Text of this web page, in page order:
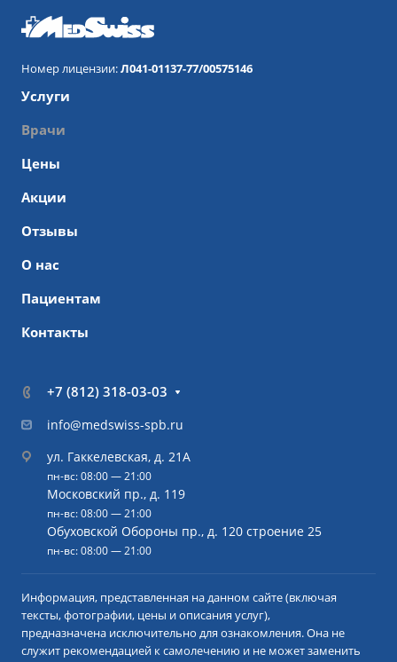
Номер лицензии:Л041-01137-77/00575146
Услуги
Врачи
Цены
Акции
Отзывы
О нас
Пациентам
Контакты
+7 (812) 318-03-03
info@medswiss-spb.ru
ул. Гаккелевская, д. 21А
пн-вс: 08:00 — 21:00
Московский пр., д. 119
пн-вс: 08:00 — 21:00
Обуховской Обороны пр., д. 120 строение 25
пн-вс: 08:00 — 21:00
Информация, представленная на данном сайте (включая
тексты, фотографии, цены и описания услуг),
предназначена исключительно для ознакомления. Она не
служит рекомендацией к самолечению и не может заменить